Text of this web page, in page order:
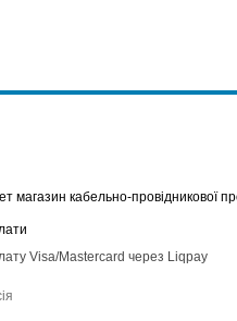
магазин кабельно-провідникової